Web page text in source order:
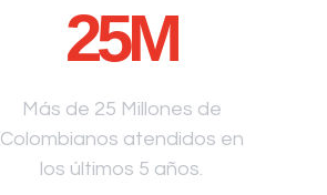
25M
Más de 25 Millones de
Colombianos atendidos en
los últimos 5 años.